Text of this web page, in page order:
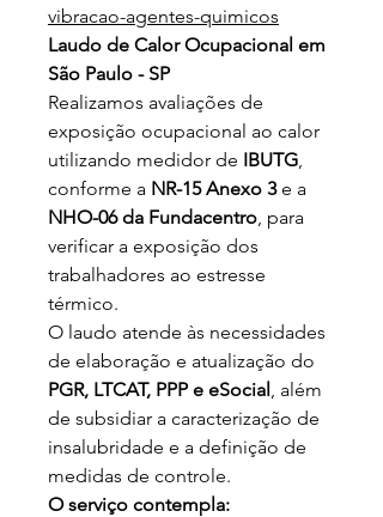
vibracao-agentes-quimicos
Laudo de Calor Ocupacional em
São Paulo - SP
Realizamos avaliações de
exposição ocupacional ao calor
utilizando medidor de IBUTG,
conforme a NR-15 Anexo 3e a
NHO-06 da Fundacentro, para
verificar a exposição dos
trabalhadores ao estresse
térmico.
O laudo atende às necessidades
de elaboração e atualização do
PGR, LTCAT, PPP e eSocial, além
de subsidiar a caracterização de
insalubridade e a definição de
medidas de controle.
O serviço contempla: